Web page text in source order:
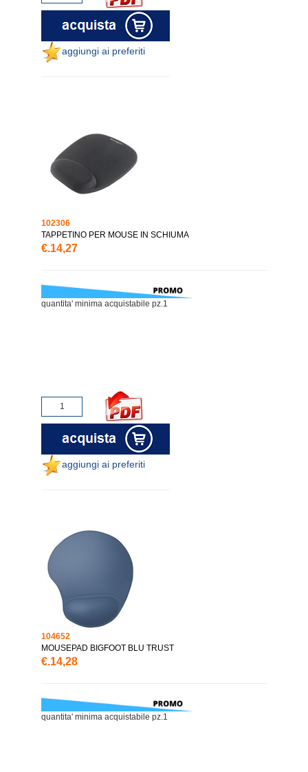
aggiungi ai preferiti
102306
TAPPETINO PER MOUSE IN SCHIUMA
€.14,27
quantita' minima acquistabile pz.1
aggiungi ai preferiti
104652
MOUSEPAD BIGFOOT BLU TRUST
€.14,28
quantita' minima acquistabile pz.1